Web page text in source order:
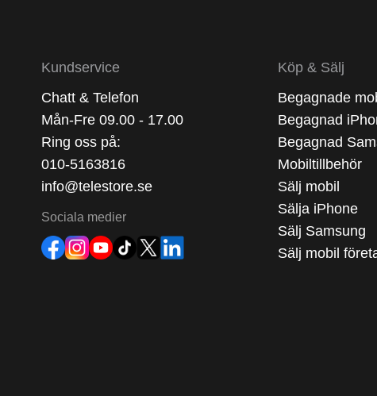
Kundservice
Chatt & Telefon
Mån-Fre 09.00 - 17.00
Ring oss på:
010-5163816
info@telestore.se
Sociala medier
Köp & Sälj
Begagnade
Begagnad
Begagnad
Mobiltillbehör
Sälj mobil
Sälja iPhone
Sälj Samsung
Sälj mobil